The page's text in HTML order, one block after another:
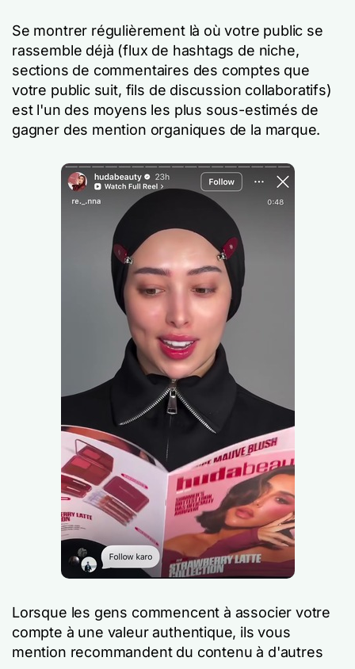
Se montrer régulièrement là où votre public se
rassemble déjà (flux de hashtags de niche,
sections de commentaires des comptes que
votre public suit, fils de discussion collaboratifs)
est l'un des moyens les plus sous-estimés de
gagner des mention organiques de la marque.
Lorsque les gens commencent à associer votre
compte à une valeur authentique, ils vous
mention recommandent du contenu à d'autres